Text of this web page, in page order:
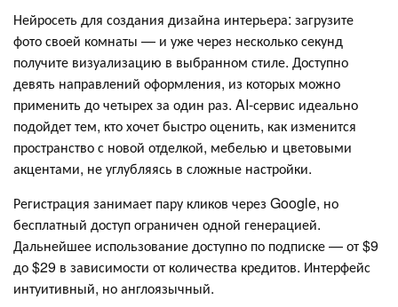
Нейросеть для создания дизайна интерьера: загрузите
фото своей комнаты — и уже через несколько секунд
получите визуализацию в выбранном стиле. Доступно
девять направлений оформления, из которых можно
применить до четырех за один раз. AI-сервис идеально
подойдет тем, кто хочет быстро оценить, как изменится
пространство с новой отделкой, мебелью и цветовыми
акцентами, не углубляясь в сложные настройки.
Регистрация занимает пару кликов через Google, но
бесплатный доступ ограничен одной генерацией.
Дальнейшее использование доступно по подписке — от $9
до $29 в зависимости от количества кредитов. Интерфейс
интуитивный, но англоязычный.